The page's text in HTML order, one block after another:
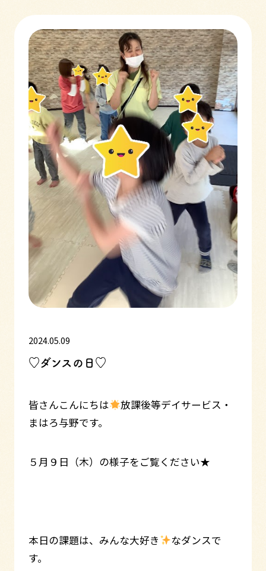
2024.05.09
♡ダンスの日♡
皆さんこんにちは
放課後等デイサービス・
まはろ与野です。
５月９日（木）の様子をご覧ください★
本日の課題は、みんな大好き
なダンスで
す。